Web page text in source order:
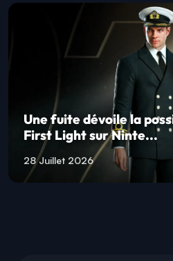
Une fuite dévoile la
First Light sur Ninte...
28 Juillet 2026